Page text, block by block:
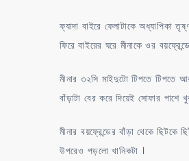
ফ্যাদা বাইরে ফেলাটাকে
ফিরে বাইরের ঘরে মীনাকে ওর
মীনার ৩২সি মাইদুটো টিপতে টিপতে
বাঁড়াটা বের করে দিয়েই সোফার পাশে
মীনার বয়ফ্রেন্ডের বাঁড়া থেকে ছিটকে
উপরেও পড়লো খানিকটা ।